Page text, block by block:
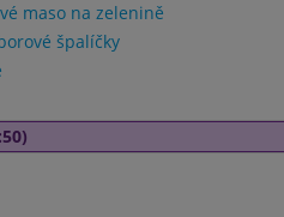
maso na zelenině
špalíčky